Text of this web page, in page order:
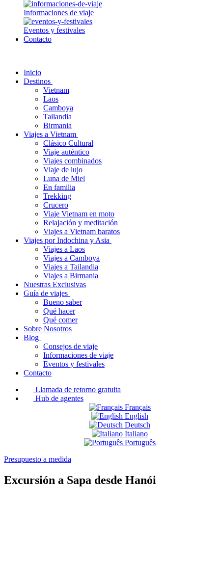
Informaciones de viaje
Eventos y festivales
Contacto
Inicio
Destinos
Vietnam
Laos
Camboya
Tailandia
Birmania
Viajes a Vietnam
Clásico Cultural
Viaje auténtico
Viajes combinados
Viaje de lujo
Luna de Miel
En familia
Trekking
Crucero
Viaje Vietnam en moto
Relajación y meditación
Viajes a Vietnam baratos
Viajes por Indochina y Asia
Viajes a Laos
Viajes a Camboya
Viajes a Tailandia
Viajes a Birmania
Nuestras Exclusivas
Guía de viajes
Bueno saber
Qué hacer
Qué comer
Sobre Nosotros
Blog
Consejos de viaje
Informaciones de viaje
Eventos y festivales
Contacto
Llamada de retorno gratuita
Hub de agentes
Français
English
Deutsch
Italiano
Português
Presupuesto a medida
Excursión a Sapa desde Hanói